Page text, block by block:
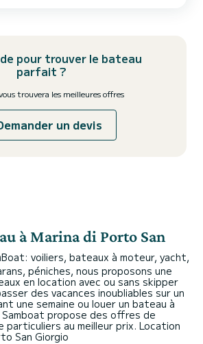
pour trouver le bateau
parfait ?
trouvera les meilleures offres
un devis
à Marina di Porto San
voiliers, bateaux à moteur, yacht,
péniches, nous proposons une
en location avec ou sans skipper
des vacances inoubliables sur un
une semaine ou louer un bateau à
propose des offres de
au meilleur prix. Location
San Giorgio